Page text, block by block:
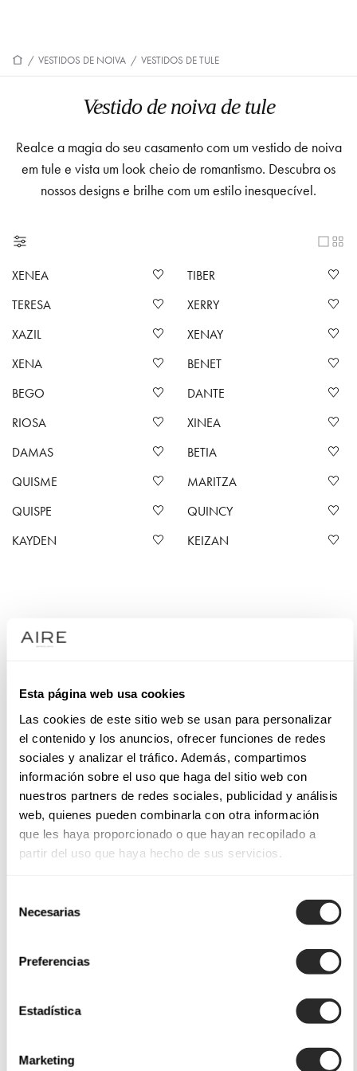
Esta página web usa cookies
Las cookies de este sitio web se usan para personalizar
el contenido y los anuncios, ofrecer funciones de redes
sociales y analizar el tráfico. Además, compartimos
información sobre el uso que haga del sitio web con
nuestros partners de redes sociales, publicidad y análisis
web, quienes pueden combinarla con otra información
que les haya proporcionado o que hayan recopilado a
partir del uso que haya hecho de sus servicios.
Necesarias
Preferencias
Estadística
Marketing
/ VESTIDOS DE NOIVA / VESTIDOS DE TULE
Vestido de noiva de tule
Realce a magia do seu casamento com um vestido de noiva
em tule e vista um look cheio de romantismo. Descubra os
nossos designs e brilhe com um estilo inesquecível.
XENEA
TIBER
TERESA
XERRY
XAZIL
XENAY
XENA
BENET
BEGO
DANTE
RIOSA
XINEA
DAMAS
BETIA
QUISME
MARITZA
QUISPE
QUINCY
KAYDEN
KEIZAN
incomparável, criando um efeito delicado e feminino. Na
nossas coleções, sempre com tecidos suaves e acabamentos
impecáveis. O tule torna-se o protagonista para realçar a sua
figura e dar-lhe aquele ar romântico.
Descubra o encanto dos vestidos de noiva em
tule
dos vestidos de noiva em tule. Esta textura dá volume sem
sobrecarregar, realçando subtilmente a silhueta. São ideais
Recomendamos a combinação de acessórios simples que